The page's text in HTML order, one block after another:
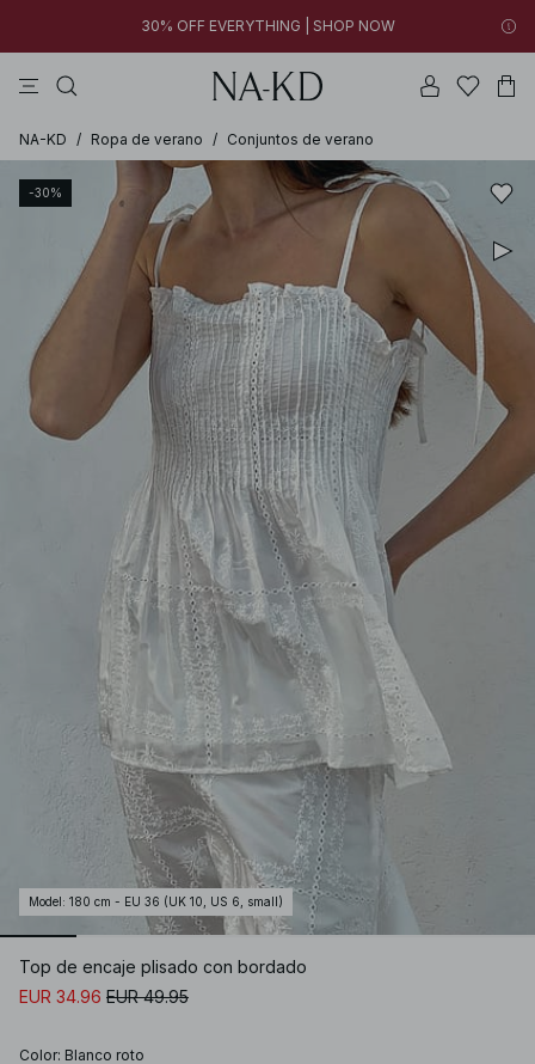
30% OFF EVERYTHING | SHOP NOW
07h 25m 12s
FINAL SALE | SHOP NOW
30% OFF EVERYTHING | SHOP NOW
NA-KD / Ropa de verano / Conjuntos de verano
-30%
Model : 180 cm - EU 36 (UK 10, US 6, small)
Top de encaje plisado con bordado
EUR 34.96 EUR 49.95
Color: Blanco roto